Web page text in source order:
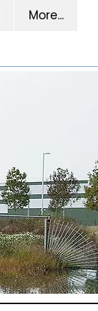
More...